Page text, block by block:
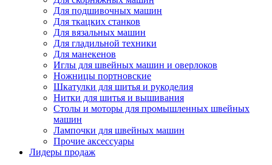
Для подшивочных машин
Для ткацких станков
Для вязальных машин
Для гладильной техники
Для манекенов
Иглы для швейных машин и оверлоков
Ножницы портновские
Шкатулки для шитья и рукоделия
Нитки для шитья и вышивания
Столы и моторы для промышленных швейных
машин
Лампочки для швейных машин
Прочие аксессуары
Лидеры продаж